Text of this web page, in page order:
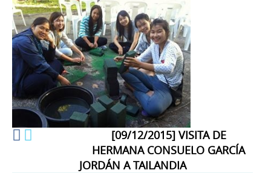
[09/12/2015] VISITA DE
HERMANA CONSUELO GARCÍA
JORDÁN A TAILANDIA